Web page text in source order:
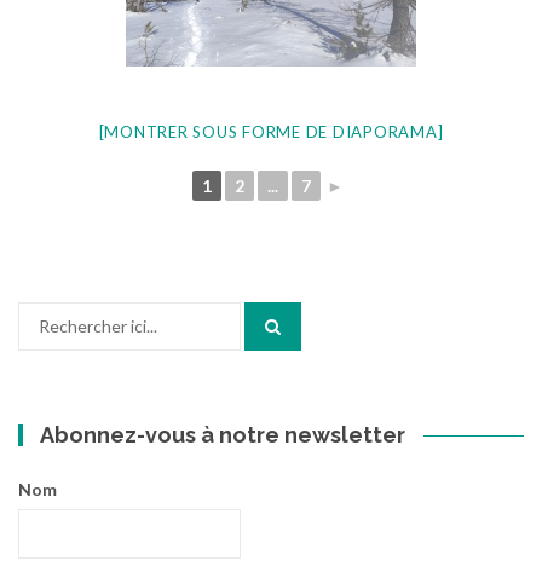
[MONTRER SOUS FORME DE DIAPORAMA]
1 2 ... 7 ►
Abonnez-vous à notre newsletter
Nom